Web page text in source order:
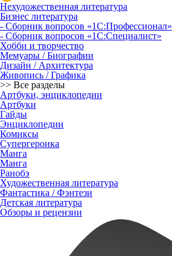
Нехудожественная литература
Бизнес литература
- Сборник вопросов «1С:Профессионал»
- Сборник вопросов «1С:Специалист»
Хобби и творчество
Мемуары / Биографии
Дизайн / Архитектура
Живопись / Графика
>> Все разделы
Артбуки, энциклопедии
Артбуки
Гайды
Энциклопедии
Комиксы
Супергероика
Манга
Манга
Ранобэ
Художественная литература
Фантастика / Фэнтези
Детская литература
Обзоры и рецензии